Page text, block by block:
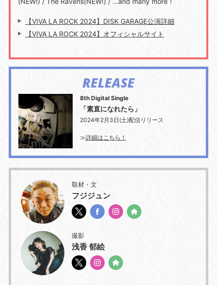
【VIVA LA ROCK 2024】DISK GARAGE公演詳細
【VIVA LA ROCK 2024】オフィシャルサイト
RELEASE
8th Digital Single
「素直になれたら」
2024年2月3日(土)配信リリース
≫詳細はこちら！
取材・文
フジジュン
撮影
浅香 郁絵